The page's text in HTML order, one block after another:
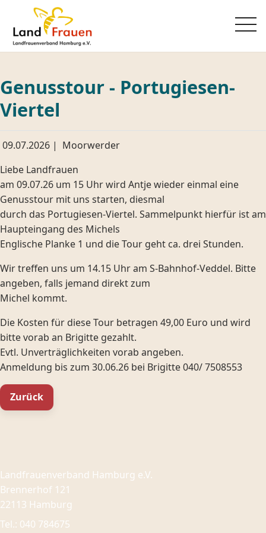
Genusstour - Portugiesen-
Viertel
09.07.2026 | Moorwerder
Liebe Landfrauen
am 09.07.26 um 15 Uhr wird Antje wieder einmal eine
Genusstour mit uns starten, diesmal
durch das Portugiesen-Viertel. Sammelpunkt hierfür ist am
Haupteingang des Michels
Englische Planke 1 und die Tour geht ca. drei Stunden.
Wir treffen uns um 14.15 Uhr am S-Bahnhof-Veddel. Bitte
angeben, falls jemand direkt zum
Michel kommt.
Die Kosten für diese Tour betragen 49,00 Euro und wird
bitte vorab an Brigitte gezahlt.
Evtl. Unverträglichkeiten vorab angeben.
Anmeldung bis zum 30.06.26 bei Brigitte 040/ 7508553
Zurück
Landfrauenverband Hamburg e.V.
Brennerhof 121
22113 Hamburg
Tel.: 040 784675